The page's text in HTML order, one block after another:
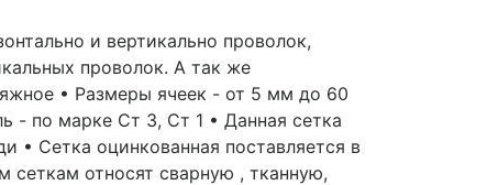
и вертикально проволок,
проволок. А так же
• Размеры ячеек - от 5 мм до 60
- по марке Ст 3, Ст 1 • Данная сетка
• Сетка оцинкованная поставляется в
сеткам относят сварную , тканную,